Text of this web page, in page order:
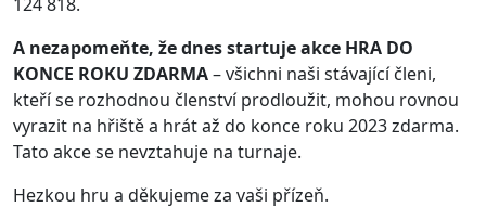
A nezapomeňte, že dnes startuje akce HRA DO
KONCE ROKU ZDARMA– všichni naši stávající členi,
kteří se rozhodnou členství prodloužit, mohou rovnou
vyrazit na hřiště a hrát až do konce roku 2023 zdarma.
Tato akce se nevztahuje na turnaje.
Hezkou hru a děkujeme za vaši přízeň.